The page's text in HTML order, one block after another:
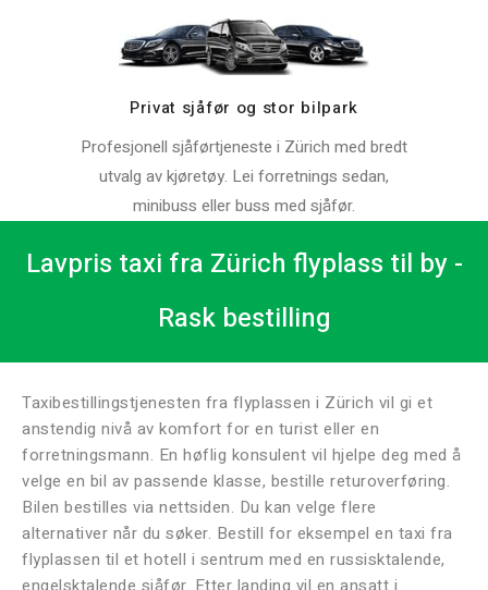
Privat sjåfør og stor bilpark
Profesjonell sjåførtjeneste i Zürich med bredt
utvalg av kjøretøy. Lei forretnings sedan,
minibuss eller buss med sjåfør.
Lavpris taxi fra Zürich flyplass til by -
Rask bestilling
Taxibestillingstjenesten fra flyplassen i Zürich vil gi et
anstendig nivå av komfort for en turist eller en
forretningsmann. En høflig konsulent vil hjelpe deg med å
velge en bil av passende klasse, bestille returoverføring.
Bilen bestilles via nettsiden. Du kan velge flere
alternativer når du søker. Bestill for eksempel en taxi fra
flyplassen til et hotell i sentrum med en russisktalende,